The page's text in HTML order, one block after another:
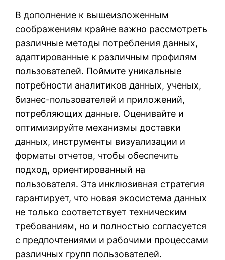
В дополнение к вышеизложенным
соображениям крайне важно рассмотреть
различные методы потребления данных,
адаптированные к различным профилям
пользователей. Поймите уникальные
потребности аналитиков данных, ученых,
бизнес-пользователей и приложений,
потребляющих данные. Оценивайте и
оптимизируйте механизмы доставки
данных, инструменты визуализации и
форматы отчетов, чтобы обеспечить
подход, ориентированный на
пользователя. Эта инклюзивная стратегия
гарантирует, что новая экосистема данных
не только соответствует техническим
требованиям, но и полностью согласуется
с предпочтениями и рабочими процессами
различных групп пользователей.